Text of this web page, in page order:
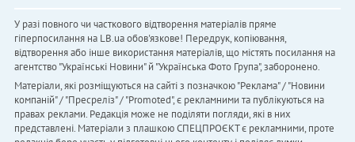
У разі повного чи часткового відтворення матеріалів пряме
гіперпосилання на LB.ua обов'язкове! Передрук, копіювання,
відтворення або інше використання матеріалів, що містять посилання на
агентство "Українськi Новини" й "Українська Фото Група", заборонено.
Матеріали, які розміщуються на сайті з позначкою "Реклама" / "Новини
компаній" / "Пресреліз" / "Promoted", є рекламними та публікуються на
правах реклами. Редакція може не поділяти погляди, які в них
представлені. Матеріали з плашкою СПЕЦПРОЄКТ є рекламними, проте